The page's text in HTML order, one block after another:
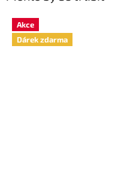
Akce
Dárek zdarma